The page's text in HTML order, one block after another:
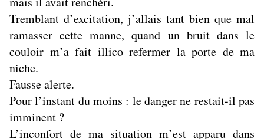
Tremblant d’excitation, j’allais tant bien que mal
ramasser cette manne, quand un bruit dans le
couloir m’a fait illico refermer la porte de ma
niche.
Fausse alerte.
Pour l’instant du moins : le danger ne restait-il pas
imminent ?
L’inconfort de ma situation m’est apparu dans